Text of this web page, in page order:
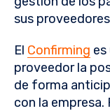
sus
El Confirming
proveedor la
de forma
con la empresa.